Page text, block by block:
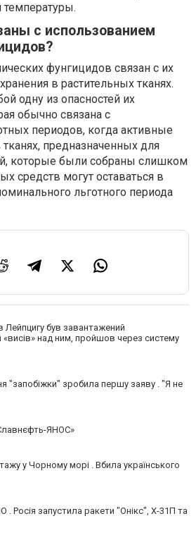
с использованием
фунгицидов связан с их
в растительных тканях.
одну из опасностей их
обычно связана с
периодов, когда активные
предназначенных для
которые были собраны слишком
средств могут оставаться в
льготного периода
Лейпцигу був завантажений
над ним, пройшов через систему
"запобіжки" зробила першу заяву . "Я не
ЯНОС»
у Чорному морі . Вбила українського
Росія запустила ракети "Онікс", Х-31П та